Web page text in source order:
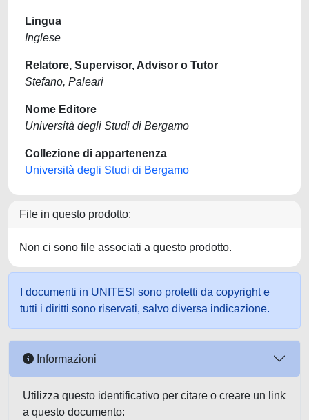
Lingua
Inglese
Relatore, Supervisor, Advisor o Tutor
Stefano, Paleari
Nome Editore
Università degli Studi di Bergamo
Collezione di appartenenza
Università degli Studi di Bergamo
File in questo prodotto:
Non ci sono file associati a questo prodotto.
I documenti in UNITESI sono protetti da copyright e
tutti i diritti sono riservati, salvo diversa indicazione.
Informazioni
Utilizza questo identificativo per citare o creare un link
a questo documento: